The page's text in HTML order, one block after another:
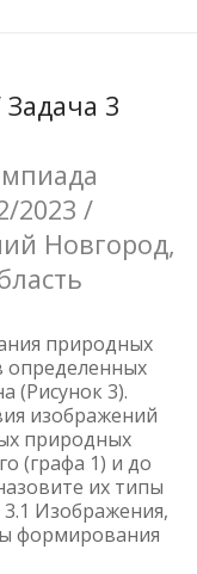
3
2023 /
Новгород,
природных
определенных
(Рисунок 3).
изображений
природных
(графа 1) и до
их типы
Изображения,
формирования